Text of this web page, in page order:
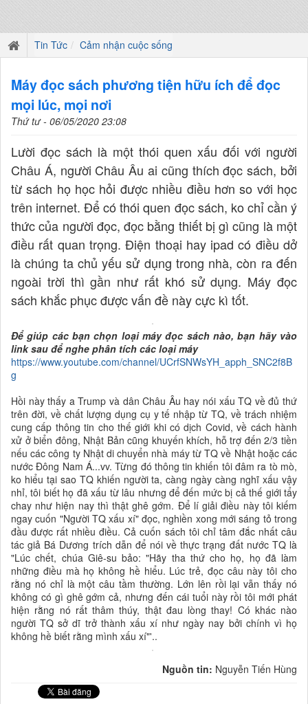
Tin Tức Cảm nhận cuộc sống
Máy đọc sách phương tiện hữu ích để đọc
mọi lúc, mọi nơi
Thứ tư - 06/05/2020 23:08
Lười đọc sách là một thói quen xấu đối với người
Châu Á, người Châu Âu ai cũng thích đọc sách, bởi
từ sách họ học hỏi được nhiều điều hơn so với học
trên internet. Để có thói quen đọc sách, ko chỉ cần ý
thức của người đọc, đọc bằng thiết bị gì cũng là một
điều rất quan trọng. Điện thoại hay ipad có điều dở
là chúng ta chủ yếu sử dụng trong nhà, còn ra đến
ngoài trời thì gần như rất khó sử dụng. Máy đọc
sách khắc phục được vấn đề này cực kì tốt.
Để giúp các bạn chọn loại máy đọc sách nào, bạn hãy vào
link sau để nghe phân tích các loại máy
https://www.youtube.com/channel/UCrfSNWsYH_apph_SNC2f8B
g
Hồi này thấy a Trump và dân Châu Âu hay nói xấu TQ về đủ thứ
trên đời, về chất lượng dụng cụ y tế nhập từ TQ, về trách nhiệm
cung cấp thông tin cho thế giới khi có dịch Covid, về cách hành
xử ở biển đông, Nhật Bản cũng khuyến khích, hỗ trợ đến 2/3 tiền
nếu các công ty Nhật di chuyển nhà máy từ TQ về Nhật hoặc các
nước Đông Nam Á...vv. Từng đó thông tin khiến tôi đâm ra tò mò,
ko hiểu tại sao TQ khiến người ta, càng ngày càng nghĩ xấu vậy
nhỉ, tôi biết họ đã xấu từ lâu nhưng để đến mức bị cả thế giới tẩy
chay như hiện nay thì thật ghê gớm. Để lí giải điều này tôi kiếm
ngay cuốn "Người TQ xấu xí" đọc, nghiền xong mới sáng tỏ trong
đầu được rất nhiều điều. Cả cuốn sách tôi chỉ tâm đắc nhất câu
tác giả Bá Dương trích dẫn để nói về thực trạng đất nước TQ là
"Lúc chết, chúa Giê-su bảo: "Hãy tha thứ cho họ, họ đã làm
những điều mà họ không hề hiểu. Lúc trẻ, đọc câu này tôi cho
rằng nó chỉ là một câu tầm thường. Lớn lên rồi lại vẫn thấy nó
không có gì ghê gớm cả, nhưng đến cái tuổi này rồi tôi mới phát
hiện rằng nó rất thâm thúy, thật đau lòng thay! Có khác nào
người TQ sở dĩ trở thành xấu xí như ngày nay bởi chính vì họ
không hề biết rằng mình xấu xí"'..
Nguồn tin: Nguyễn Tiến Hùng